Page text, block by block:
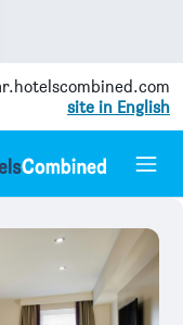
site in English